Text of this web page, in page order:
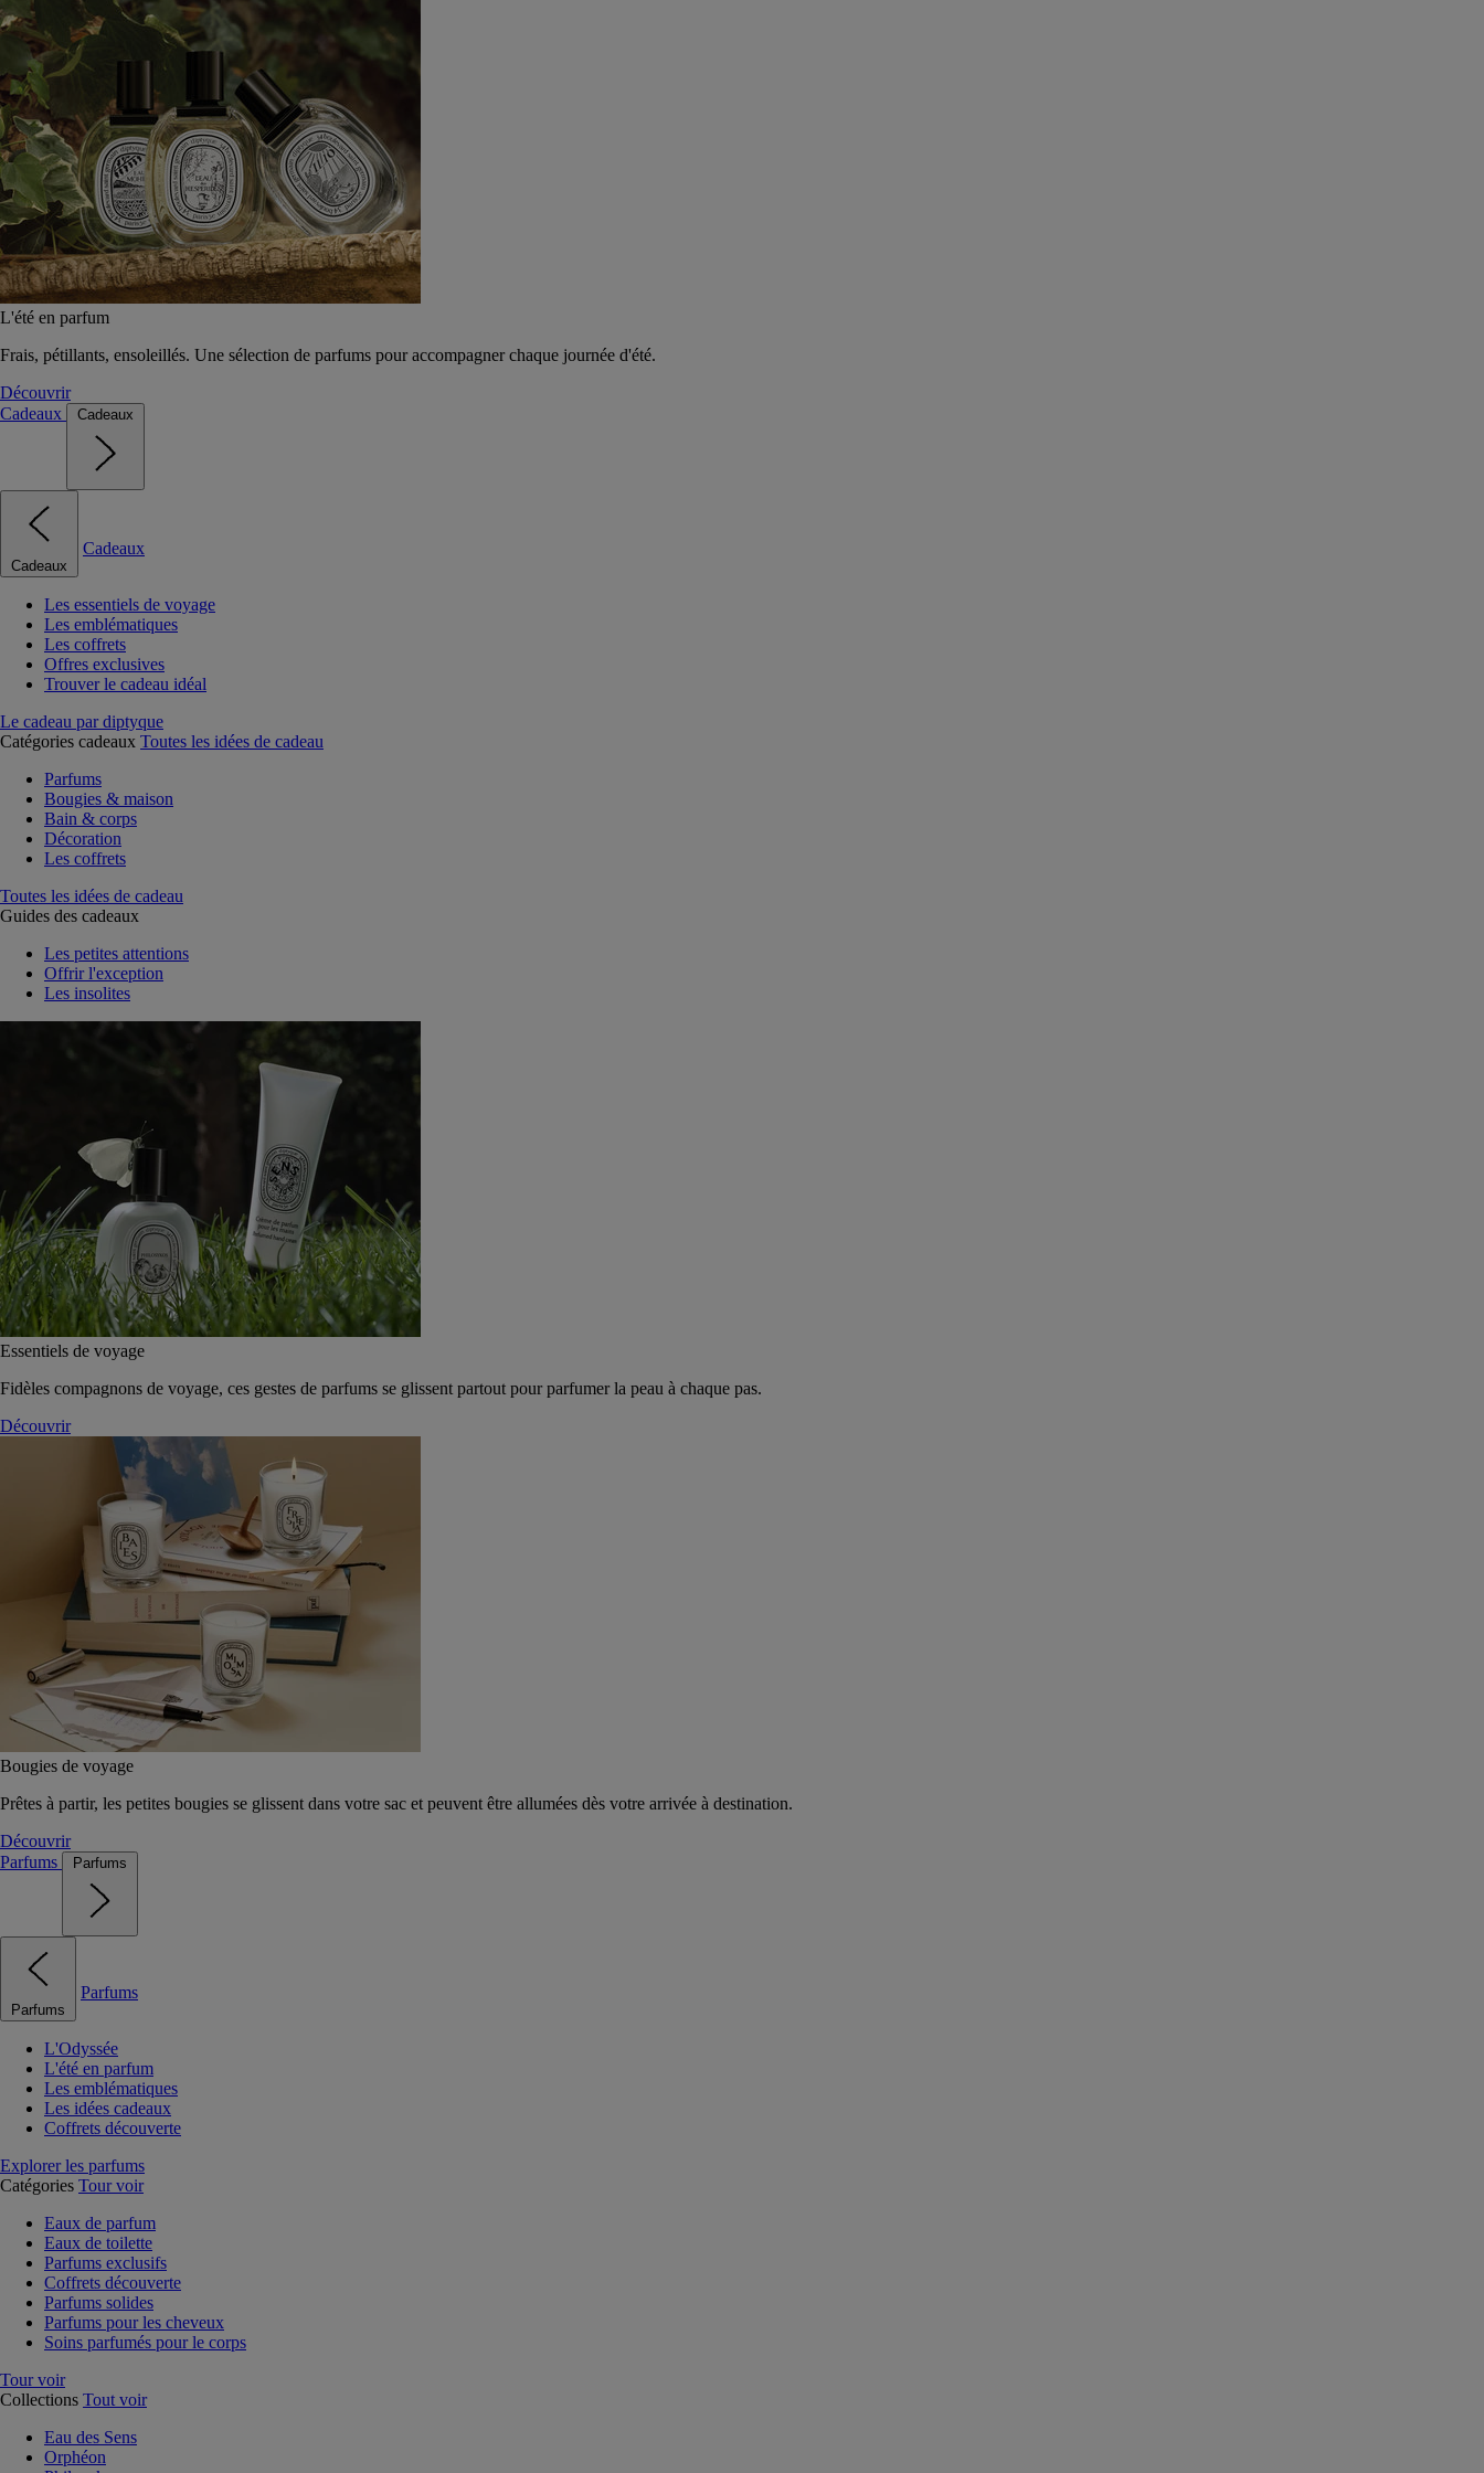
L'été en parfum
Frais, pétillants, ensoleillés. Une sélection de parfums pour accompagner chaque journée d'été.
Découvrir
Cadeaux
Cadeaux
Cadeaux
Cadeaux
Les essentiels de voyage
Les emblématiques
Les coffrets
Offres exclusives
Trouver le cadeau idéal
Le cadeau par diptyque
Catégories cadeaux Toutes les idées de cadeau
Parfums
Bougies & maison
Bain & corps
Décoration
Les coffrets
Toutes les idées de cadeau
Guides des cadeaux
Les petites attentions
Offrir l'exception
Les insolites
Essentiels de voyage
Fidèles compagnons de voyage, ces gestes de parfums se glissent partout pour parfumer la peau à chaque pas.
Découvrir
Bougies de voyage
Prêtes à partir, les petites bougies se glissent dans votre sac et peuvent être allumées dès votre arrivée à destination.
Découvrir
Parfums
Parfums
Parfums
Parfums
L'Odyssée
L'été en parfum
Les emblématiques
Les idées cadeaux
Coffrets découverte
Explorer les parfums
Catégories Tour voir
Eaux de parfum
Eaux de toilette
Parfums exclusifs
Coffrets découverte
Parfums solides
Parfums pour les cheveux
Soins parfumés pour le corps
Tour voir
Collections Tout voir
Eau des Sens
Orphéon